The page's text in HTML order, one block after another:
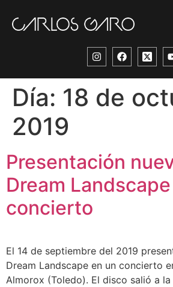
Día: 18 de
2019
Presentación
Dream
concierto
El 14 de septiembre del 2019
Dream Landscape en un concierto
Almorox (Toledo). El disco salió a